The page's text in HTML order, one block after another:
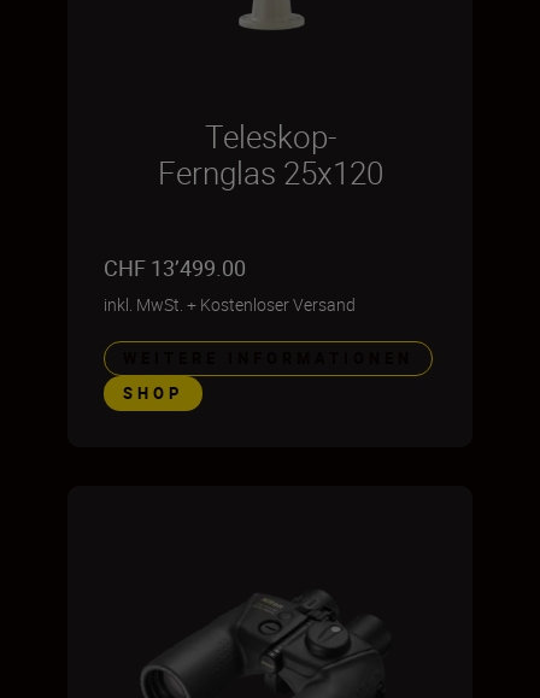
Teleskop-
Fernglas 25x120
CHF 13’499.00
inkl. MwSt. + Kostenloser Versand
SHOP